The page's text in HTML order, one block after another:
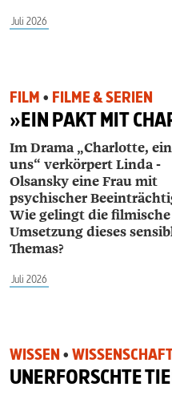
Juli 2026
FILM • FILME & SERIEN
»EIN PAKT MIT
Im Drama „Charlotte,
uns“ verkörpert ­Linda ­
Olsansky eine Frau mit
psychischer
Wie gelingt die filmische
Umsetzung dieses
Themas?
Juli 2026
WISSEN •
UNERFORSCHTE